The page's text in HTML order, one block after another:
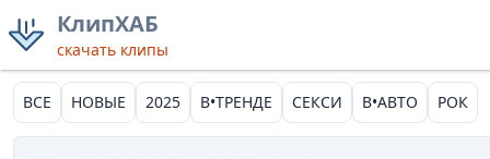
КлипХАБ
скачать клипы
ВСЕ НОВЫЕ 2025 В•ТРЕНДЕ СЕКСИ В•АВТО РОК